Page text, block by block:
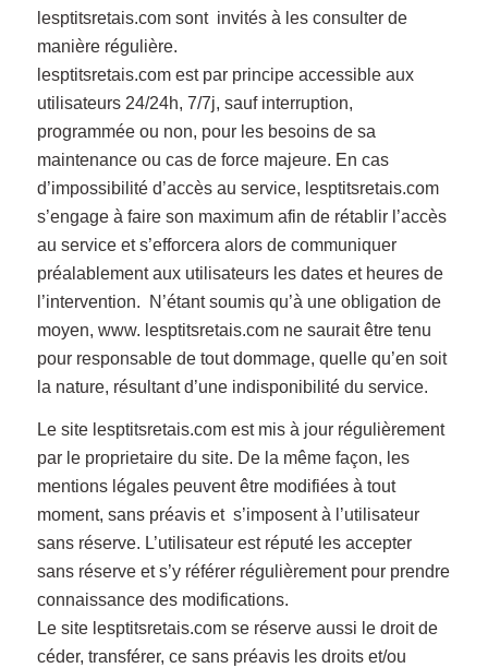
lesptitsretais.com sont invités à les consulter de
manière régulière.
lesptitsretais.com est par principe accessible aux
utilisateurs 24/24h, 7/7j, sauf interruption,
programmée ou non, pour les besoins de sa
maintenance ou cas de force majeure. En cas
d’impossibilité d’accès au service, lesptitsretais.com
s’engage à faire son maximum afin de rétablir l’accès
au service et s’efforcera alors de communiquer
préalablement aux utilisateurs les dates et heures de
l’intervention. N’étant soumis qu’à une obligation de
moyen, www. lesptitsretais.com ne saurait être tenu
pour responsable de tout dommage, quelle qu’en soit
la nature, résultant d’une indisponibilité du service.
Le site lesptitsretais.com est mis à jour régulièrement
par le proprietaire du site. De la même façon, les
mentions légales peuvent être modifiées à tout
moment, sans préavis et s’imposent à l’utilisateur
sans réserve. L’utilisateur est réputé les accepter
sans réserve et s’y référer régulièrement pour prendre
connaissance des modifications.
Le site lesptitsretais.com se réserve aussi le droit de
céder, transférer, ce sans préavis les droits et/ou